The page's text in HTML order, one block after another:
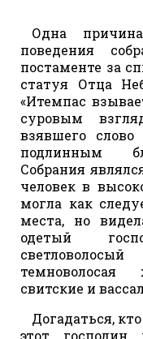
Одна
поведения
постаменте за
статуя Отца
«Итемпас
суровым
взявшего
подлинным
Собрания
человек в
могла как
места, но
одетый
свитские и
Догадаться,
этот